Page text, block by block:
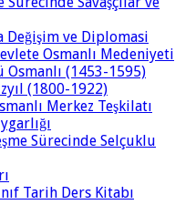
Değişim ve Diplomasi
Osmanlı Medeniyeti
Osmanlı (1453-1595)
(1800-1922)
Merkez Teşkilatı
Sürecinde Selçuklu
Tarih Ders Kitabı